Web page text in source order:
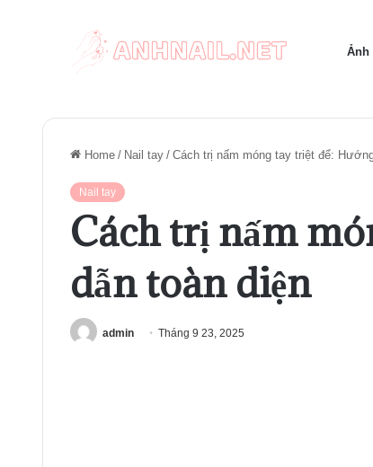
Ảnh
Home / Nail tay / Cách trị nấm móng tay triệt để:
Nail tay
Cách trị nấm
dẫn toàn diện
admin Tháng 9 23, 2025